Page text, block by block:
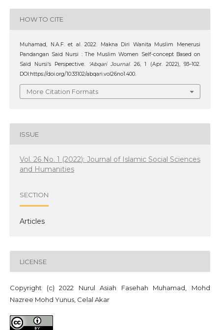
HOW TO CITE
Muhamad, N.A.F. et al. 2022. Makna Diri Wanita Muslim Menerusi
Pandangan Said Nursi : The Muslim Women Self-concept Based on
Said Nursi’s Perspective.
‘Abqari Journal. 26, 1 (Apr. 2022), 93–102.
DOI:https://doi.org/10.33102/abqari.vol26no1.400.
More Citation Formats
ISSUE
Vol. 26 No. 1 (2022): Journal of Islamic Social Sciences
and Humanities
SECTION
Articles
LICENSE
Copyright (c) 2022 Nurul Asiah Fasehah Muhamad, Mohd
Nazree Mohd Yunus, Celal Akar